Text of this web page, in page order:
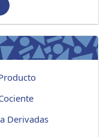
Derivadas